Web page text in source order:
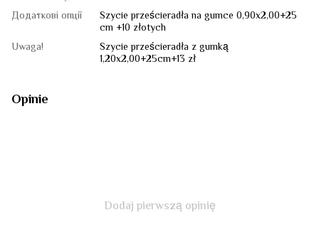
Додаткові опції
Szycie prześcieradła na gumce 0,90x2,00+25
cm +10 złotych
Uwaga!
Szycie prześcieradła z gumką
1,20x2,00+25сm+13 zł
Opinie
Dodaj pierwszą opinię